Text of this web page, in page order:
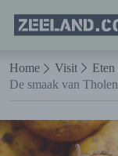
Naar hoofdinhoud
Homepage
Zeeland.com
Home Visit Eten
De smaak van Tholen